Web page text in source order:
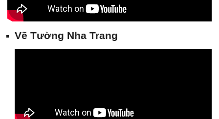
Vẽ Tường Nha Trang